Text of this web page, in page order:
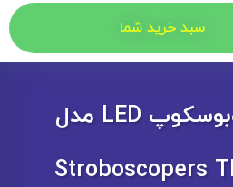
سبد خرید شما
قیمت استروبوسکوپ LED مدل
Stroboscopers